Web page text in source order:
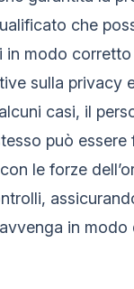
che
in modo
sulla privacy
casi, il
può essere
le forze
in